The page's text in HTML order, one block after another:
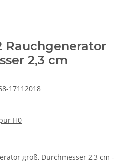
Rauchgenerator
2,3 cm
17112018
H0
groß, Durchmesser 2,3 cm -